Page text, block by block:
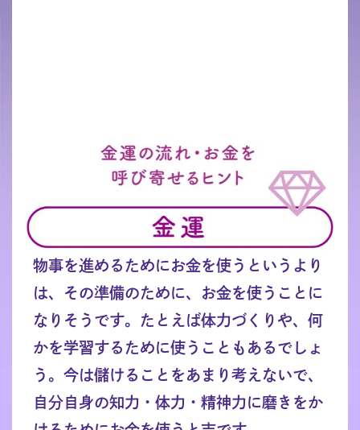
物事を進めるためにお金を使うというより
は、その準備のために、お金を使うことに
なりそうです。たとえば体力づくりや、何
かを学習するために使うこともあるでしょ
う。今は儲けることをあまり考えないで、
自分自身の知力・体力・精神力に磨きをか